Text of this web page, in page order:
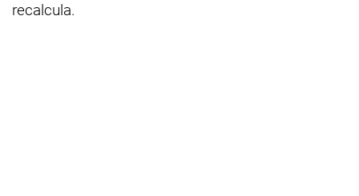
recalcula.